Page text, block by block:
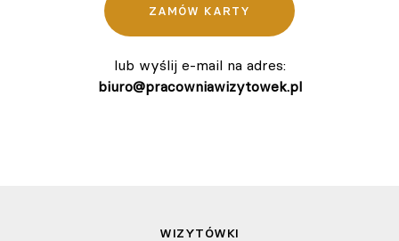
ZAMÓW KARTY
lub wyślij e-mail na adres:
biuro@pracowniawizytowek.pl
WIZYTÓWKI